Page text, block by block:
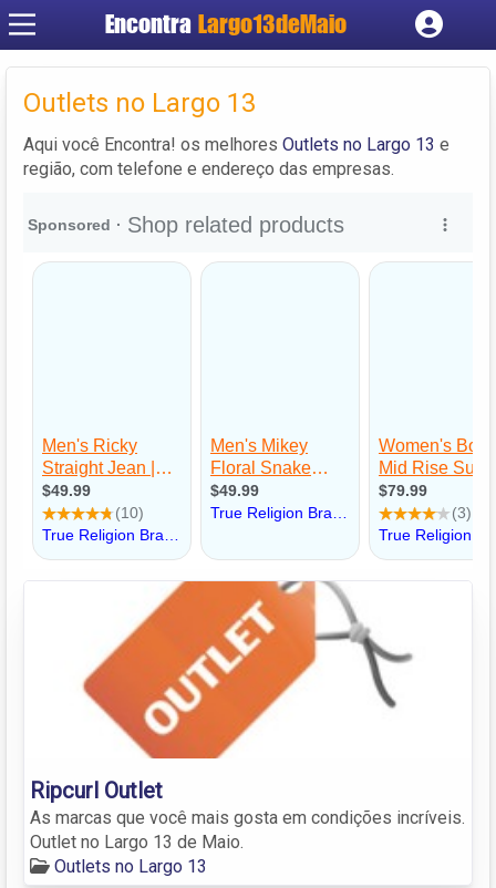
Encontra Largo13deMaio
Cadastrar empresa
Criar conta
Outlets no Largo 13
Aqui você Encontra! os melhores Outlets no Largo 13 e
região, com telefone e endereço das empresas.
Ripcurl Outlet
As marcas que você mais gosta em condições incríveis.
Outlet no Largo 13 de Maio.
Outlets no Largo 13